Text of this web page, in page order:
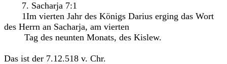
7. Sacharja 7:1
1Im vierten Jahr des Königs Darius erging das Wort
des Herrn an Sacharja, am vierten
Tag des neunten Monats, des Kislew.
Das ist der 7.12.518 v. Chr.